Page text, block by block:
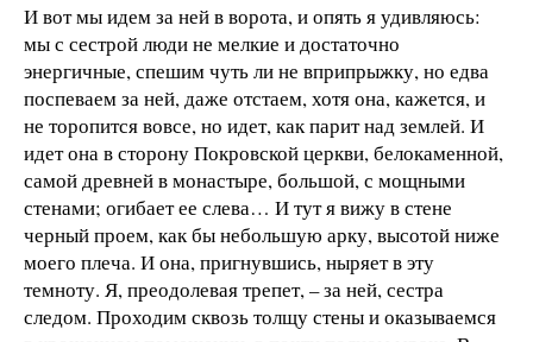
И вот мы идем за ней в ворота, и опять я удивляюсь:
мы с сестрой люди не мелкие и достаточно
энергичные, спешим чуть ли не вприпрыжку, но едва
поспеваем за ней, даже отстаем, хотя она, кажется, и
не торопится вовсе, но идет, как парит над землей. И
идет она в сторону Покровской церкви, белокаменной,
самой древней в монастыре, большой, с мощными
стенами; огибает ее слева… И тут я вижу в стене
черный проем, как бы небольшую арку, высотой ниже
моего плеча. И она, пригнувшись, ныряет в эту
темноту. Я, преодолевая трепет, – за ней, сестра
следом. Проходим сквозь толщу стены и оказываемся